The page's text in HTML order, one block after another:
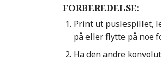
FORBEREDELSE:
Print ut puslespillet,
på eller flytte på noe
Ha den andre